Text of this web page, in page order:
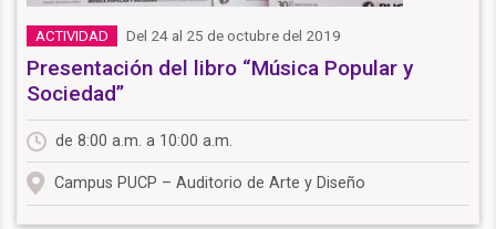
ACTIVIDAD Del 24 al 25 de octubre del 2019
Presentación del libro “Música Popular y
Sociedad”
de 8:00 a.m. a 10:00 a.m.
Campus PUCP – Auditorio de Arte y Diseño